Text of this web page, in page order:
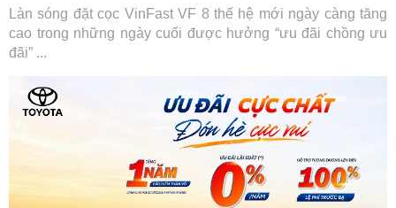
Làn sóng đặt cọc VinFast VF 8 thế hệ mới ngày càng tăng
cao trong những ngày cuối được hưởng “ưu đãi chồng ưu
đãi” ...